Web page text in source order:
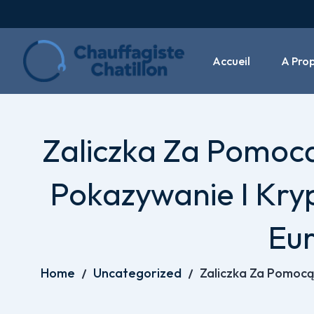
Accueil A
Zaliczka Za
Pokazywanie I
Home Uncategorized Zaliczka Za